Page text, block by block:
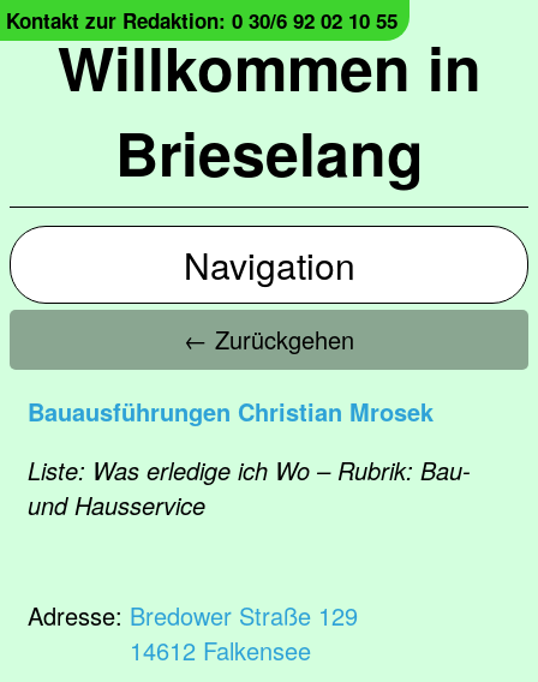
Willkommen in
Brieselang
Kontakt zur Redaktion: 0 30/6 92 02 10 55
Navigation
← Zurückgehen
Bauausführungen Christian Mrosek
Liste: Was erledige ich Wo – Rubrik: Bau-
und Hausservice
Adresse: Bredower Straße 129
14612 Falkensee